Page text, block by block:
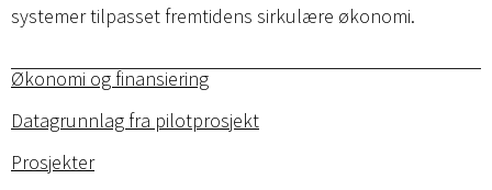
systemer tilpasset fremtidens sirkulære økonomi.
Økonomi og finansiering
Datagrunnlag fra pilotprosjekt
Prosjekter